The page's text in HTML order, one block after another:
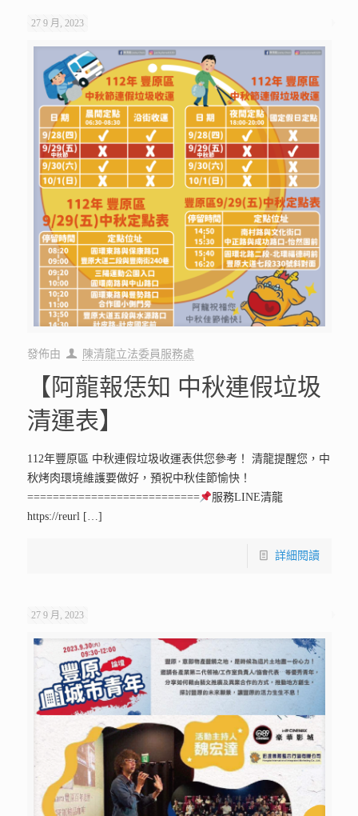
27 9 月, 2023
發佈由 陳清龍立法委員服務處
【阿龍報恁知 中秋連假垃圾
清運表】
112年豐原區 中秋連假垃圾收運表供您參考！ 清龍提醒您，中
秋烤肉環境維護要做好，預祝中秋佳節愉快！
===========================
服務LINE清龍
https://reurl[…]
詳細閱讀
27 9 月, 2023